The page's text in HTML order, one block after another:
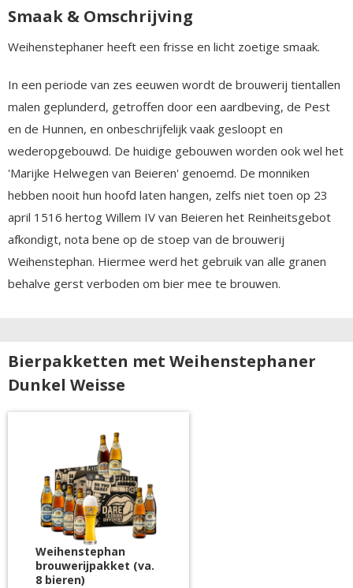
Smaak & Omschrijving
Weihenstephaner heeft een frisse en licht zoetige smaak.
In een periode van zes eeuwen wordt de brouwerij tientallen
malen geplunderd, getroffen door een aardbeving, de Pest
en de Hunnen, en onbeschrijfelijk vaak gesloopt en
wederopgebouwd. De huidige gebouwen worden ook wel het
'Marijke Helwegen van Beieren' genoemd. De monniken
hebben nooit hun hoofd laten hangen, zelfs niet toen op 23
april 1516 hertog Willem IV van Beieren het Reinheitsgebot
afkondigt, nota bene op de stoep van de brouwerij
Weihenstephan. Hiermee werd het gebruik van alle granen
behalve gerst verboden om bier mee te brouwen.
Bierpakketten met Weihenstephaner
Dunkel Weisse
Weihenstephan
brouwerijpakket (va.
8 bieren)